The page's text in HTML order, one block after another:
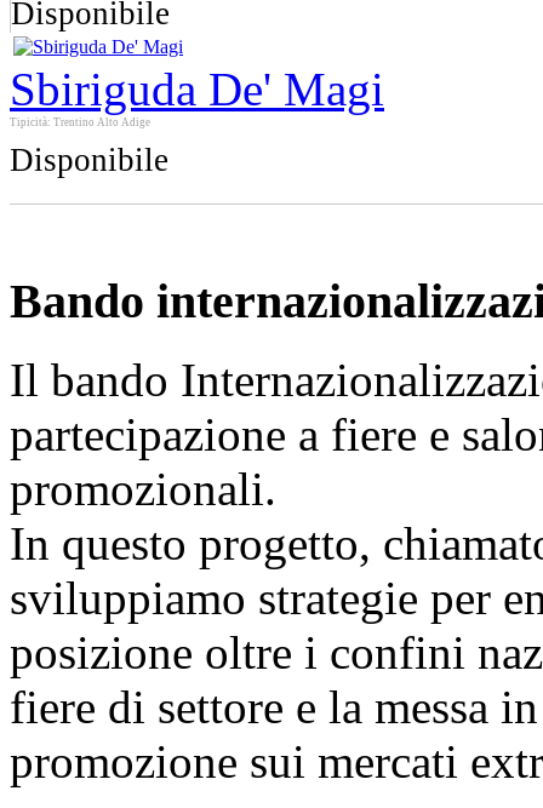
Disponibile
Sbiriguda De' Magi
Tipicità: Trentino Alto Adige
Disponibile
Bando
Il bando
partecipazione a fiere e
promozionali.
In questo progetto,
sviluppiamo strategie per
posizione oltre i confini
fiere di settore e la messa
promozione sui mercati